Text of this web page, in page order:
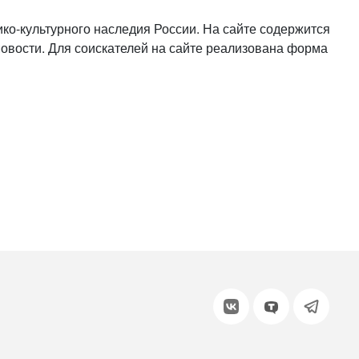
культурного наследия России. На сайте содержится
Для соискателей на сайте реализована форма